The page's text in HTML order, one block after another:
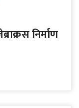
निर्माण